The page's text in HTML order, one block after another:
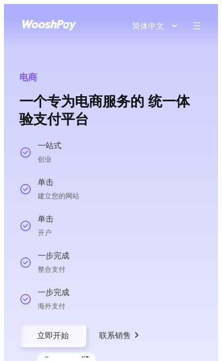
简体中文
电商
一个专为电商服务的 统一体
验支付平台
一站式
创业
单击
建立您的网站
单击
开户
一步完成
整合支付
一步完成
海外支付
立即开始 联系销售